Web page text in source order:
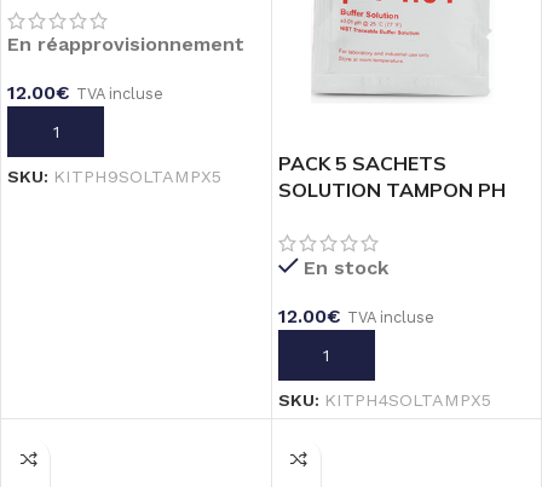
En réapprovisionnement
12.00€ TVA incluse
AJOUTER AU PANIER
SKU: KITPH9SOLTAMPX5
PACK 5 SACHETS
SOLUTION TAMPON PH
En stock
12.00€ TVA incluse
AJOUTER AU PANIER
SKU: KITPH4SOLTAMPX5